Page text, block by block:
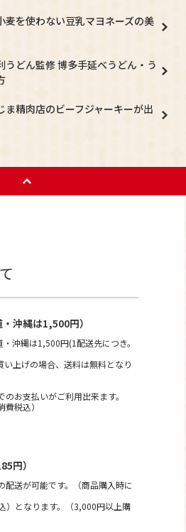
麦を使わない豆乳マヨネーズの美
うどん監修 博多手延べうどん・う
ま精肉店のビーフジャーキーが出
沖縄は1,500円）
沖縄は1,500円(1配送先につき。
上げの場合、送料は無料となり
お支払いがご利用出来ます。
税込）
円）
配送が可能です。（商品購入時に
）となります。（3,000円以上購